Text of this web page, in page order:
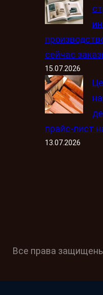
сейчас
15.07.2026
прайс-лист
13.07.2026
Все права